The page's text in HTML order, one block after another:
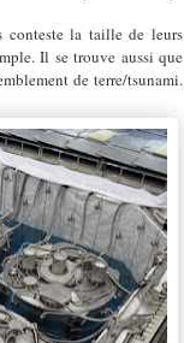
conteste la taille de leurs
Il se trouve aussi que
de terre/tsunami.